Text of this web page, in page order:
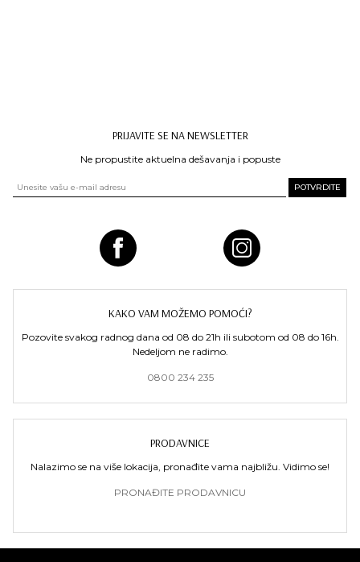
PRIJAVITE SE NA NEWSLETTER
Ne propustite aktuelna dešavanja i popuste
KAKO VAM MOŽEMO POMOĆI?
Pozovite svakog radnog dana od 08 do 21h ili subotom od 08 do 16h.
Nedeljom ne radimo.
0800 234 235
PRODAVNICE
Nalazimo se na više lokacija, pronađite vama najbližu. Vidimo se!
PRONAĐITE PRODAVNICU